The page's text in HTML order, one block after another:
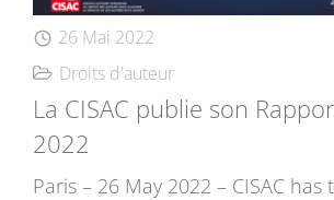
26 Mai 2022
Droits d'auteur
La CISAC publie son
2022
Paris – 26 May 2022 – CISAC has